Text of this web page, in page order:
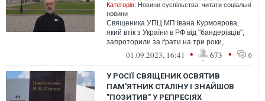
Категорія: Новини суспільства: читати соціальні
новини
Священика УПЦ МП Івана Курмоярова,
який втік з України в РФ від "бандерівців",
запроторили за ґрати на три роки,
звинувативши у поширенні "фейків" про...
01.09.2023, 16:41 • 673 • 0
У РОСІЇ СВЯЩЕНИК ОСВЯТИВ
ПАМ'ЯТНИК СТАЛІНУ І ЗНАЙШОВ
"ПОЗИТИВ" У РЕПРЕСІЯХ